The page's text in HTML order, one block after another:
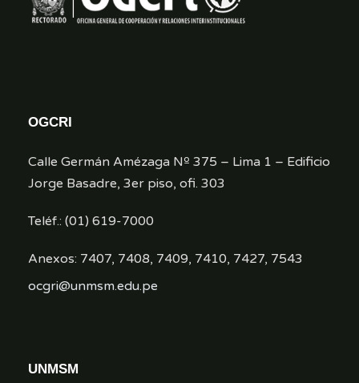
OGCRI
Calle Germán Amézaga Nº 375 – Lima 1 – Edificio
Jorge Basadre, 3er piso, ofi. 303
Teléf.: (01) 619-7000
Anexos: 7407, 7408, 7409, 7410, 7427, 7543
ocgri@unmsm.edu.pe
UNMSM